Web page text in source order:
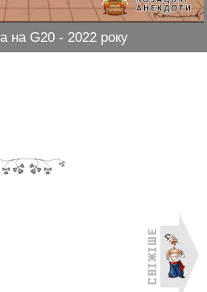
на G20 - 2022 року